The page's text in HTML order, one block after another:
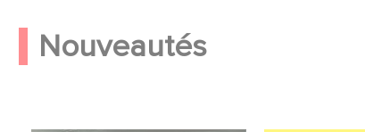
Nouveautés